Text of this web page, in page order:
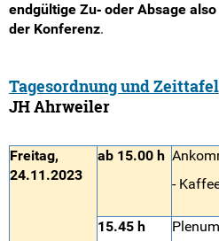
endgültige Zu‐ oder Absage
der Konferenz.
Tagesordnung und Zeittafel
JH Ahrweiler
Freitag,
24.11.2023
ab 15.00 h
-
15.45 h